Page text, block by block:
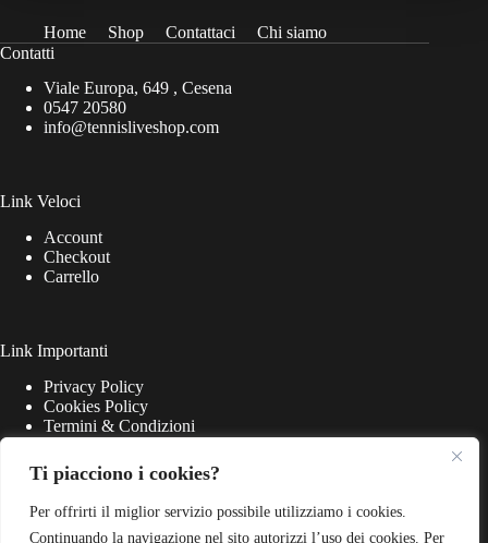
Ti piacciono i cookies?
Per offrirti il miglior servizio possibile utilizziamo i cookies.
Continuando la navigazione nel sito autorizzi l’uso dei cookies. Per
Home Shop Contattaci
Chi siamo
Contatti
Viale Europa, 649 , Cesena
0547 20580
info@tennisliveshop.com
Link Veloci
Account
Checkout
Carrello
Link Importanti
Privacy Policy
Cookies Policy
Termini & Condizioni